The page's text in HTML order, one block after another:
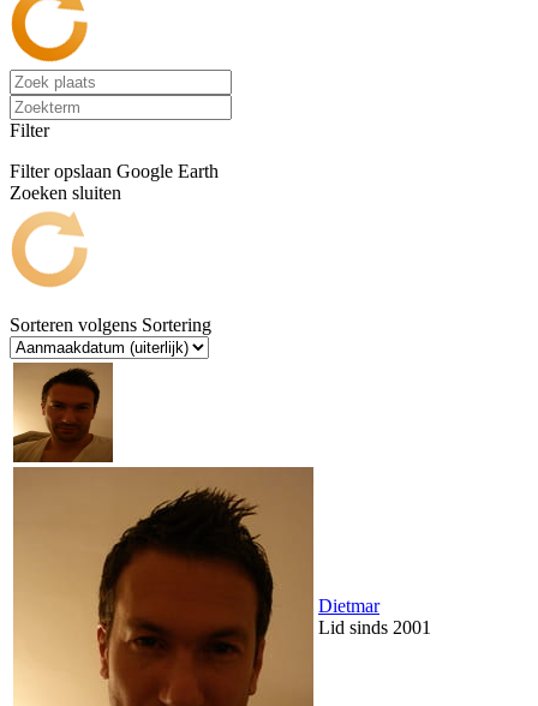
Filter
Filter opslaan Google Earth
Zoeken sluiten
Sorteren volgens Sortering
Dietmar
Lid sinds 2001